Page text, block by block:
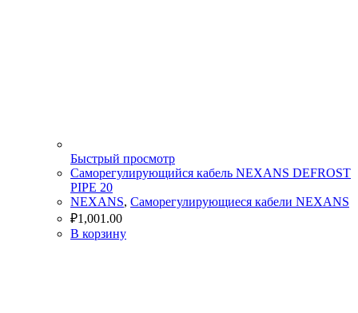
Быстрый просмотр
Cаморегулирующийся кабель NEXANS DEFROST
PIPE 20
NEXANS, Саморегулирующиеся кабели NEXANS
₽1,001.00
В корзину